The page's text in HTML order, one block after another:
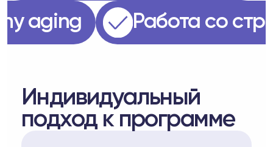
aging Работа со
Индивидуальный
подход к программе